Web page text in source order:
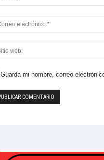
Guarda mi nombre, correo